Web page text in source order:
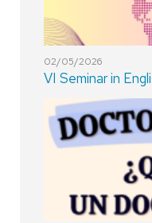
02/05/2026
VI Seminar in